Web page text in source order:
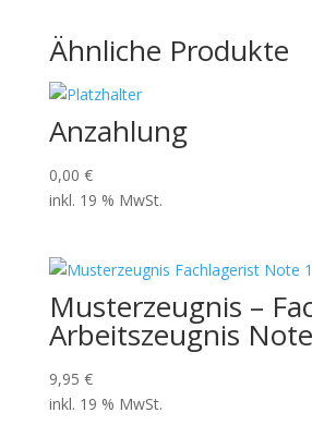
Ähnliche Produkte
Anzahlung
0,00 €
inkl. 19 % MwSt.
Musterzeugnis –
Arbeitszeugnis
9,95 €
inkl. 19 % MwSt.